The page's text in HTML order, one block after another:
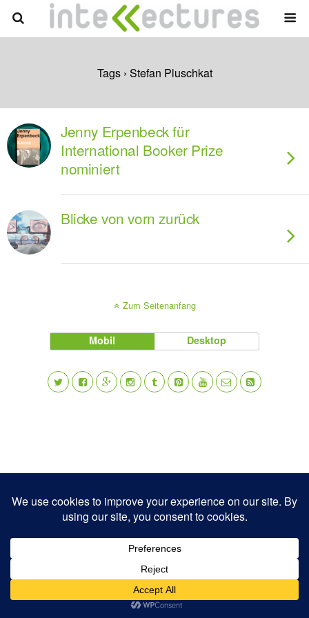
Tags › Stefan Pluschkat
Jenny Erpenbeck für
International Booker Prize
nominiert
Blicke von vorn zurück
Zum Seitenanfang
Mobil Desktop